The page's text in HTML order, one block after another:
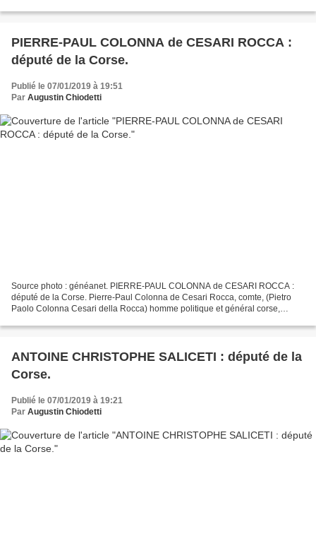
PIERRE-PAUL COLONNA de CESARI ROCCA :
député de la Corse.
Publié le 07/01/2019 à 19:51
Par Augustin Chiodetti
Source photo : généanet. PIERRE-PAUL COLONNA de CESARI ROCCA :
député de la Corse. Pierre-Paul Colonna de Cesari Rocca, comte, (Pietro
Paolo Colonna Cesari della Rocca) homme politique et général corse,
ANTOINE CHRISTOPHE SALICETI : député de la
Corse.
Publié le 07/01/2019 à 19:21
Par Augustin Chiodetti